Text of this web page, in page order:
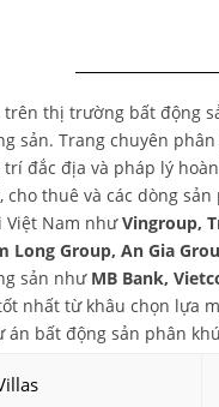
thị trường bất động
sản. Trang chuyên
đắc địa và pháp lý
cho thuê và các dòng
Việt Nam nhưVingroup,
Long Group, An Gia
sản như MB Bank,
nhất từ khâu chọn lựa
án bất động sản phân